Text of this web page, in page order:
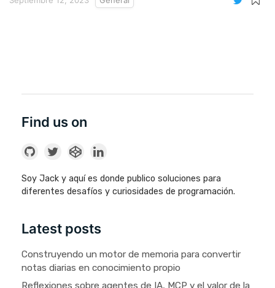
Find us on
Soy Jack y aquí es donde publico soluciones para
diferentes desafíos y curiosidades de programación.
Latest posts
Construyendo un motor de memoria para convertir
notas diarias en conocimiento propio
Reflexiones sobre agentes de IA, MCP y el valor de la